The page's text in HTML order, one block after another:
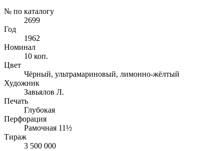
№ по каталогу
2699
Год
1962
Номинал
10 коп.
Цвет
Чёрный, ультрамариновый, лимонно-жёлтый
Художник
Завьялов Л.
Печать
Глубокая
Перфорация
Рамочная 11½
Тираж
3 500 000